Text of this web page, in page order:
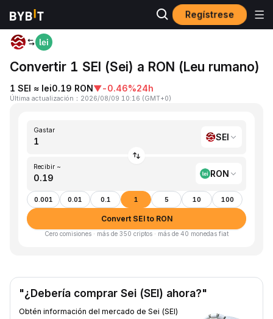
Regístrese
Inicio SEI to RON
Convertir 1 SEI (Sei) a RON (Leu rumano)
1 SEI ≈ lei0.19 RON▼-0.46%24h
Última actualización ： 2026/08/09 10:16 (GMT+0)
Gastar
SEI
Recibir ~
RON
0.001 0.01 0.1 1 5 10 100
Convert SEI to RON
Cero comisiones · más de 350 criptos · más de 40 monedas fiat
"¿Debería comprar Sei (SEI) ahora?"
Obtén información del mercado de Sei (SEI)